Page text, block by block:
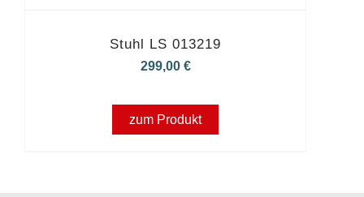
Stuhl LS 013219
299,00 €
zum Produkt